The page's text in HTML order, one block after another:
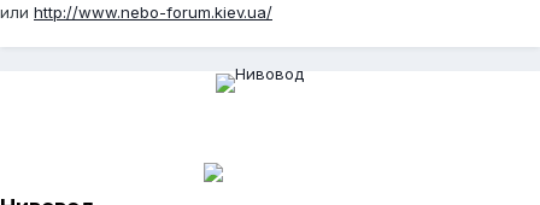
или http://www.nebo-forum.kiev.ua/